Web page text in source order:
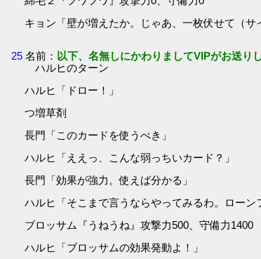
キョン「壁が増えたか。じゃあ、一枚伏せて（サ
25 名前： 以下、名無しにかわりましてVIPがお送り
ハルヒのターン
ハルヒ「ドロー！」
つ増草剤
長門「このカードを使うべき」
ハルヒ「ええっ、こんな弱っちいカード？」
長門「効果が強力。使えば分かる」
ハルヒ「そこまで言うならやってみるわ。ロー
ブロッサム『うねうね』攻撃力500、守備力1400
ハルヒ「ブロッサムの効果発動よ！」